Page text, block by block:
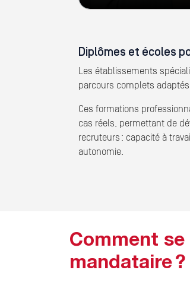
Diplômes et écoles
Les établissements
parcours complets
Ces formations
cas réels, permettant de
recruteurs : capacité à
autonomie.
Comment
mandataire ?